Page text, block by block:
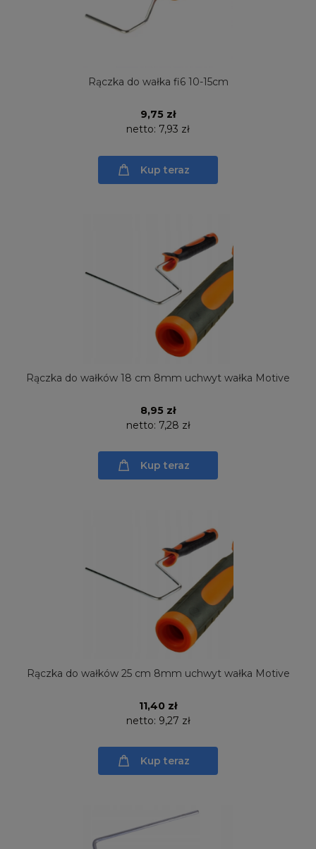
Rączka do wałka fi6 10-15cm
9,75 zł
netto: 7,93 zł
Kup teraz
Rączka do wałków 18 cm 8mm uchwyt wałka Motive
8,95 zł
netto: 7,28 zł
Kup teraz
Rączka do wałków 25 cm 8mm uchwyt wałka Motive
11,40 zł
netto: 9,27 zł
Kup teraz